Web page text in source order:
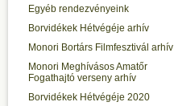
Egyéb rendezvényeink
Borvidékek Hétvégéje arhív
Monori Bortárs Filmfesztivál arhív
Monori Meghívásos Amatőr
Fogathajtó verseny arhív
Borvidékek Hétvégéje 2020